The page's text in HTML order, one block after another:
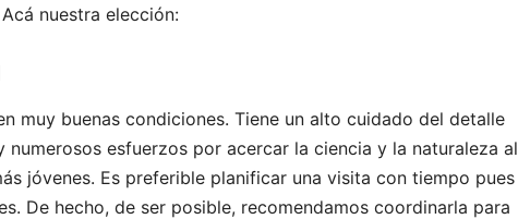
nuestra elección:
muy buenas condiciones. Tiene un alto cuidado del detalle
esfuerzos por acercar la ciencia y la naturaleza al
jóvenes. Es preferible planificar una visita con tiempo pues
De hecho, de ser posible, recomendamos coordinarla para